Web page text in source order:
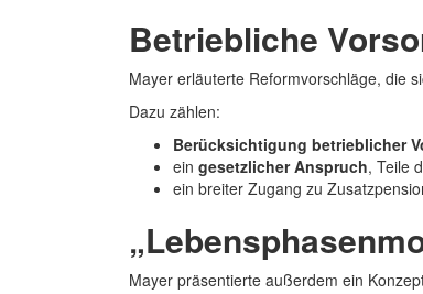
Betriebliche
Mayer erläuterte Reformvorschläge, die
Dazu zählen:
Berücksichtigung betrieblicher
ein gesetzlicher Anspruch, Teile
ein breiter Zugang zu
Mayer präsentierte außerdem ein